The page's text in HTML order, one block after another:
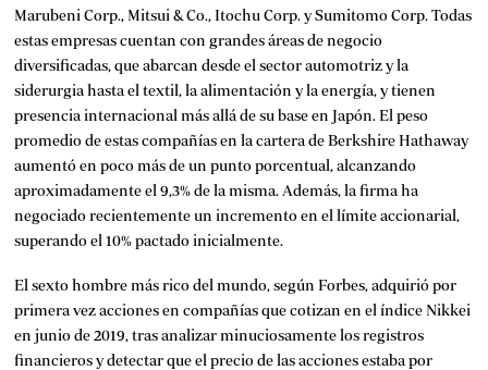
Marubeni Corp., Mitsui & Co., Itochu Corp. y Sumitomo Corp. Todas
estas empresas cuentan con grandes áreas de negocio
diversificadas, que abarcan desde el sector automotriz y la
siderurgia hasta el textil, la alimentación y la energía, y tienen
presencia internacional más allá de su base en Japón. El peso
promedio de estas compañías en la cartera de Berkshire Hathaway
aumentó en poco más de un punto porcentual, alcanzando
aproximadamente el 9,3% de la misma. Además, la firma ha
negociado recientemente un incremento en el límite accionarial,
superando el 10% pactado inicialmente.
El sexto hombre más rico del mundo, según Forbes, adquirió por
primera vez acciones en compañías que cotizan en el índice Nikkei
en junio de 2019, tras analizar minuciosamente los registros
financieros y detectar que el precio de las acciones estaba por